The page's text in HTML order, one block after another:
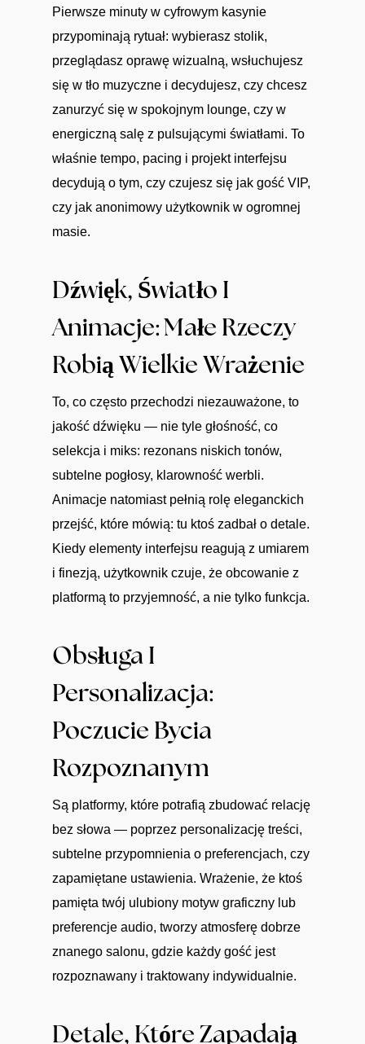
Pierwsze minuty w cyfrowym kasynie
przypominają rytuał: wybierasz stolik,
przeglądasz oprawę wizualną, wsłuchujesz
się w tło muzyczne i decydujesz, czy chcesz
zanurzyć się w spokojnym lounge, czy w
energiczną salę z pulsującymi światłami. To
właśnie tempo, pacing i projekt interfejsu
decydują o tym, czy czujesz się jak gość VIP,
czy jak anonimowy użytkownik w ogromnej
masie.
Dźwięk, Światło I
Animacje: Małe Rzeczy
Robią Wielkie Wrażenie
To, co często przechodzi niezauważone, to
jakość dźwięku — nie tyle głośność, co
selekcja i miks: rezonans niskich tonów,
subtelne pogłosy, klarowność werbli.
Animacje natomiast pełnią rolę eleganckich
przejść, które mówią: tu ktoś zadbał o detale.
Kiedy elementy interfejsu reagują z umiarem
i finezją, użytkownik czuje, że obcowanie z
platformą to przyjemność, a nie tylko funkcja.
Obsługa I
Personalizacja:
Poczucie Bycia
Rozpoznanym
Są platformy, które potrafią zbudować relację
bez słowa — poprzez personalizację treści,
subtelne przypomnienia o preferencjach, czy
zapamiętane ustawienia. Wrażenie, że ktoś
pamięta twój ulubiony motyw graficzny lub
preferencje audio, tworzy atmosferę dobrze
znanego salonu, gdzie każdy gość jest
rozpoznawany i traktowany indywidualnie.
Detale, Które Zapadają